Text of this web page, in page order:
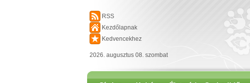
RSS
Kezdőlapnak
Kedvencekhez
2026. augusztus 08. szombat